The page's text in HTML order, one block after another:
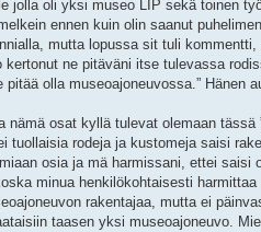
jolla oli yksi museo LIP sekä toinen
ennen kuin olin saanut
mutta lopussa sit tuli
ne pitäväni itse tulevassa
olla museoajoneuvossa.”
nämä osat kyllä tulevat olemaan
tuollaisia rodeja ja kustomeja saisi
osia ja mä harmissani, ettei
minua henkilökohtaisesti
rakentajaa, mutta ei
taasen yksi museoajoneuvo.